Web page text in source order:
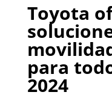
Toyota
para
2024